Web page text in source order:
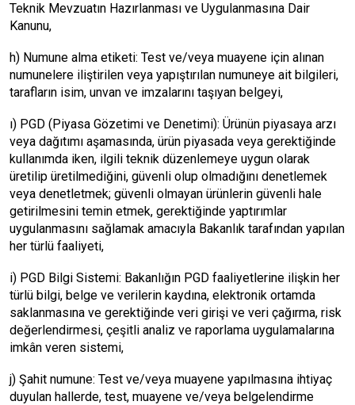
Teknik Mevzuatın Hazırlanması ve Uygulanmasına Dair
Kanunu,
h) Numune alma etiketi: Test ve/veya muayene için alınan
numunelere iliştirilen veya yapıştırılan numuneye ait bilgileri,
tarafların isim, unvan ve imzalarını taşıyan belgeyi,
ı) PGD (Piyasa Gözetimi ve Denetimi): Ürünün piyasaya arzı
veya dağıtımı aşamasında, ürün piyasada veya gerektiğinde
kullanımda iken, ilgili teknik düzenlemeye uygun olarak
üretilip üretilmediğini, güvenli olup olmadığını denetlemek
veya denetletmek; güvenli olmayan ürünlerin güvenli hale
getirilmesini temin etmek, gerektiğinde yaptırımlar
uygulanmasını sağlamak amacıyla Bakanlık tarafından yapılan
her türlü faaliyeti,
i) PGD Bilgi Sistemi: Bakanlığın PGD faaliyetlerine ilişkin her
türlü bilgi, belge ve verilerin kaydına, elektronik ortamda
saklanmasına ve gerektiğinde veri girişi ve veri çağırma, risk
değerlendirmesi, çeşitli analiz ve raporlama uygulamalarına
imkân veren sistemi,
j) Şahit numune: Test ve/veya muayene yapılmasına ihtiyaç
duyulan hallerde, test, muayene ve/veya belgelendirme